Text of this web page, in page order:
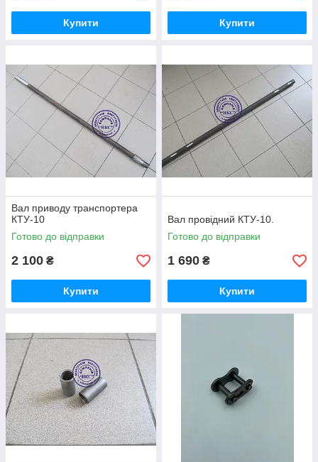
Купити Купити
Вал приводу транспортера
КТУ-10
Готово до відправки
2 100 ₴
Купити
Вал провідний КТУ-10.
Готово до відправки
1 690 ₴
Купити